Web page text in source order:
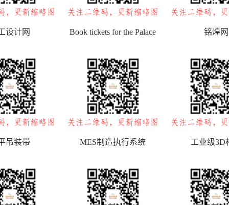
设计网 Book tickets for the Palace
Museum
铭煌网
吊装带 MES制造执行系统 工业级3D